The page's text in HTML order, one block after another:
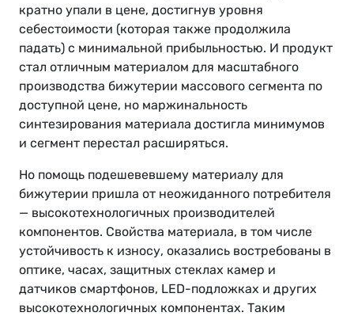
кратно упали в цене, достигнув уровня
себестоимости (которая также продолжила
падать) с минимальной прибыльностью. И продукт
стал отличным материалом для масштабного
производства бижутерии массового сегмента по
доступной цене, но маржинальность
синтезирования материала достигла минимумов
и сегмент перестал расширяться.
Но помощь подешевевшему материалу для
бижутерии пришла от неожиданного потребителя
— высокотехнологичных производителей
компонентов. Свойства материала, в том числе
устойчивость к износу, оказались востребованы в
оптике, часах, защитных стеклах камер и
датчиков смартфонов, LED-подложках и других
высокотехнологичных компонентах. Таким